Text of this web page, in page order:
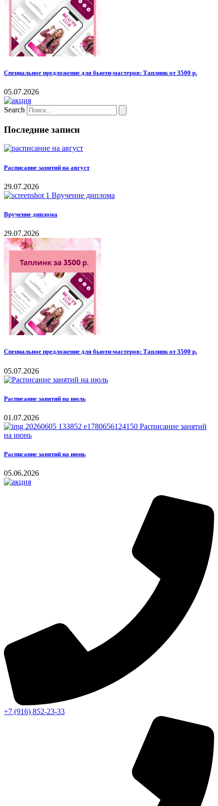
Специальное предложение для бьюти-мастеров: Таплинк от 3500 р.
05.07.2026
Search
Последние записи
Расписание занятий на август
29.07.2026
Вручение диплома
29.07.2026
Специальное предложение для бьюти-мастеров: Таплинк от 3500 р.
05.07.2026
Расписание занятий на июль
01.07.2026
Расписание занятий на июнь
05.06.2026
+7 (916) 852-23-33